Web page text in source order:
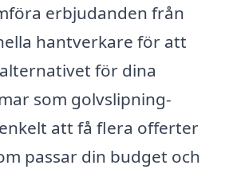
erbjudanden från
hantverkare för att
för dina
som golvslipning-
att få flera offerter
passar din budget och